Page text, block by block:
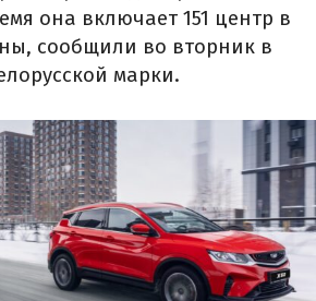
она включает 151 центр в
сообщили во вторник в
марки.